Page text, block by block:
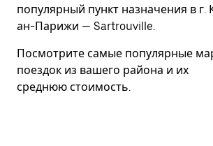
популярный пункт назначения в
ан-Парижи — Sartrouville.
Посмотрите самые популярные
поездок из вашего района и их
среднюю стоимость.